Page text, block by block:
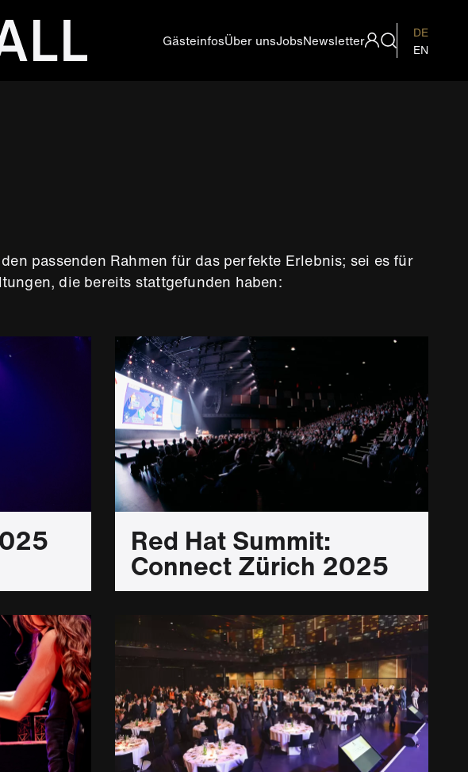
Metanavigation
GästeinfosÜber unsJobsNewsletter
DE
EN
passenden Rahmen für das perfekte Erlebnis; sei es für
die bereits stattgefunden haben:
Red Hat Summit:
Connect Zürich 2025